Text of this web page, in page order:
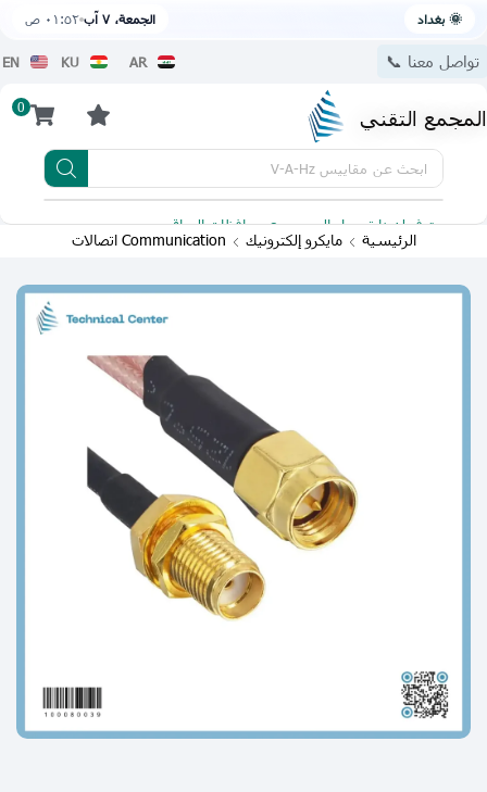
🌞 بغداد الجمعة، ٧ آب ٠١:٥٢ ص
تواصل معنا 📞 AR
KU
EN
المجمع التقني 0
ابحث عن مقاييس V-A-Hz
يتوفر لدينا توصيل الى جميع محافظات العراق
الرئيسية مايكرو إلكترونيك Communication اتصالات